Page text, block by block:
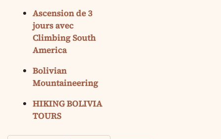
Ascension de 3
jours avec
Climbing South
America
Bolivian
Mountaineering
HIKING BOLIVIA
TOURS